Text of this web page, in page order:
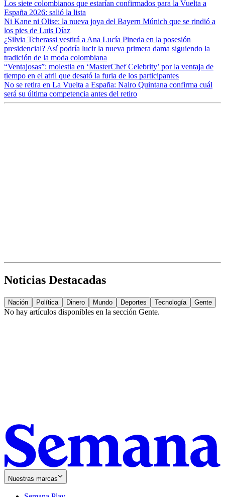
Los siete colombianos que estarían confirmados para la Vuelta a
España 2026: salió la lista
Ni Kane ni Olise: la nueva joya del Bayern Múnich que se rindió a
los pies de Luis Díaz
¿Silvia Tcherassi vestirá a Ana Lucía Pineda en la posesión
presidencial? Así podría lucir la nueva primera dama siguiendo la
tradición de la moda colombiana
“Ventajosas”: molestia en ‘MasterChef Celebrity’ por la ventaja de
tiempo en el atril que desató la furia de los participantes
No se retira en La Vuelta a España: Nairo Quintana confirma cuál
será su última competencia antes del retiro
Noticias Destacadas
Nación Política Dinero Mundo Deportes Tecnología Gente
No hay artículos disponibles en la sección Gente.
Nuestras marcas